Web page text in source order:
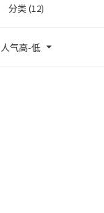
分类 (12)
人气高-低